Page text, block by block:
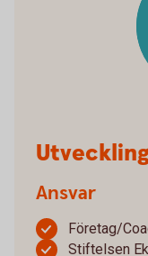
Ansvar
Företag/
Stiftelsen